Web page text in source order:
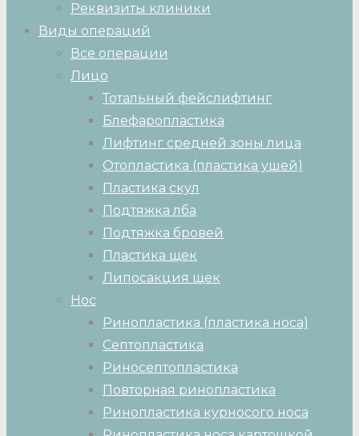
Реквизиты клиники
Виды операций
Все операции
Лицо
Тотальный фейслифтинг
Блефаропластика
Лифтинг средней зоны лица
Отопластика (пластика ушей)
Пластика скул
Подтяжка лба
Подтяжка бровей
Пластика щек
Липосакция щек
Нос
Ринопластика (пластика носа)
Септопластика
Риносептопластика
Повторная ринопластика
Ринопластика курносого носа